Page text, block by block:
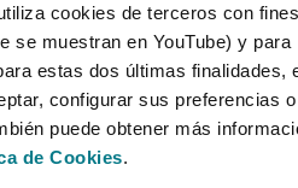
cookies de terceros con
se muestran en YouTube) y
estas dos últimas
configurar sus preferencias
puede obtener más
de Cookies